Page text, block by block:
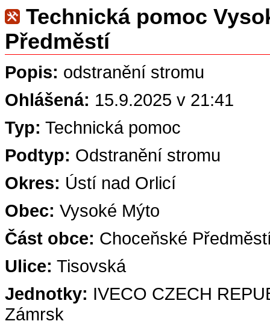
Technická pomoc
Předměstí
Popis: odstranění stromu
Ohlášená: 15.9.2025 v 21:41
Typ: Technická pomoc
Podtyp: Odstranění stromu
Okres: Ústí nad Orlicí
Obec: Vysoké Mýto
Část obce: Choceňské
Ulice: Tisovská
Jednotky: IVECO CZECH
Zámrsk